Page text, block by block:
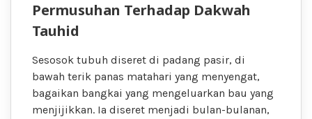
Permusuhan Terhadap Dakwah
Tauhid
Sesosok tubuh diseret di padang pasir, di
bawah terik panas matahari yang menyengat,
bagaikan bangkai yang mengeluarkan bau yang
menjijikkan. Ia diseret menjadi bulan-bulanan,